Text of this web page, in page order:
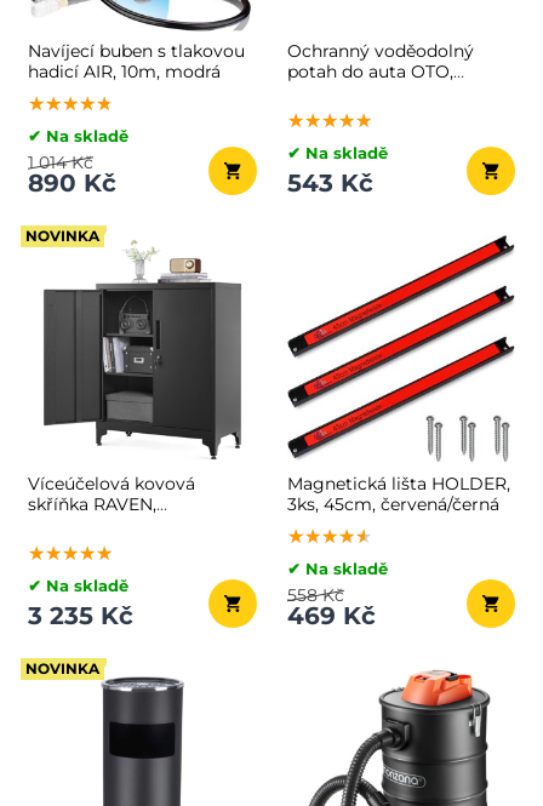
Navíjecí buben s tlakovou
hadicí AIR, 10m, modrá
★★★★★
★★★★★
★★★★★
✔ Na skladě
890 Kč
1 014 Kč
Ochranný voděodolný
potah do auta OTO,
★★★★★
★★★★★
★★★★★
✔ Na skladě
543 Kč
NOVINKA
Víceúčelová kovová
skříňka RAVEN,
★★★★★
★★★★★
★★★★★
✔ Na skladě
3 235 Kč
Magnetická lišta HOLDER,
3ks, 45cm, červená/černá
★★★★★
★★★★★
★★★★★
✔ Na skladě
469 Kč
558 Kč
NOVINKA